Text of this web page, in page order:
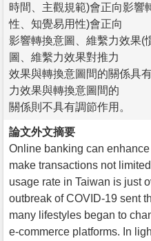
時間、主觀規範)會正向影響
性、知覺易用性)會正向
影響轉換意圖、維繫力效果(
圖、維繫力效果對推力
效果與轉換意圖間的關係具
力效果與轉換意圖間的
關係則不具有調節作用。
論文外文摘要
Online banking can
make transactions not
usage rate in Taiwan is just
outbreak of COVID-19 sent
many lifestyles began to
e-commerce platforms. In